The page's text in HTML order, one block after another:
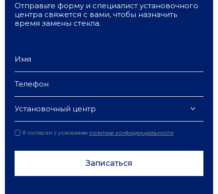
Отправьте форму и специалист установочного
центра свяжется с вами, чтобы назначить
время замены стекла.
Установочный центр
Я согласен с условиями политики конфиденциальности
Записаться